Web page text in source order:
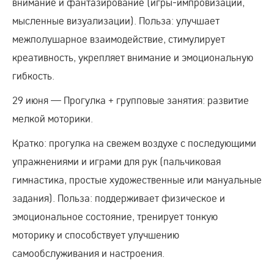
мысленные визуализации). Польза: улучшает
межполушарное взаимодействие, стимулирует
креативность, укрепляет внимание и эмоциональную
гибкость.
29 июня — Прогулка + групповые занятия: развитие
мелкой моторики.
Кратко: прогулка на свежем воздухе с последующими
упражнениями и играми для рук (пальчиковая
гимнастика, простые художественные или мануальные
задания). Польза: поддерживает физическое и
эмоциональное состояние, тренирует тонкую
моторику и способствует улучшению
самообслуживания и настроения.